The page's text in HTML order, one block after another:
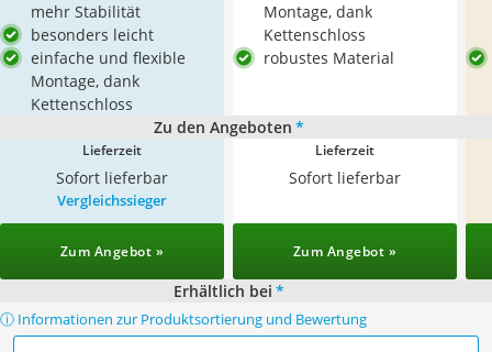
mehr Stabilität
besonders leicht
einfache und flexible
Montage, dank
Kettenschloss
Montage, dank
Kettenschloss
robustes Material
Zu den Angeboten *
Lieferzeit
Sofort lieferbar
Lieferzeit
Sofort lieferbar
Vergleichssieger
Zum Angebot » Zum Angebot »
Erhältlich bei *
ⓘ Informationen zur Produktsortierung und Bewertung